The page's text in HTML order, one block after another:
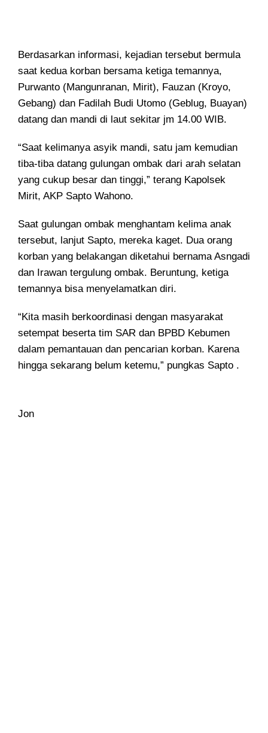
Berdasarkan informasi, kejadian tersebut bermula
saat kedua korban bersama ketiga temannya,
Purwanto (Mangunranan, Mirit), Fauzan (Kroyo,
Gebang) dan Fadilah Budi Utomo (Geblug, Buayan)
datang dan mandi di laut sekitar jm 14.00 WIB.
“Saat kelimanya asyik mandi, satu jam kemudian
tiba-tiba datang gulungan ombak dari arah selatan
yang cukup besar dan tinggi,” terang Kapolsek
Mirit, AKP Sapto Wahono.
Saat gulungan ombak menghantam kelima anak
tersebut, lanjut Sapto, mereka kaget. Dua orang
korban yang belakangan diketahui bernama Asngadi
dan Irawan tergulung ombak. Beruntung, ketiga
temannya bisa menyelamatkan diri.
“Kita masih berkoordinasi dengan masyarakat
setempat beserta tim SAR dan BPBD Kebumen
dalam pemantauan dan pencarian korban. Karena
hingga sekarang belum ketemu,” pungkas Sapto .
Jon